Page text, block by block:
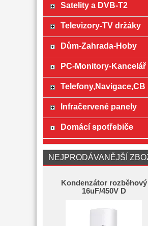
Satelity a DVB-T2
Televizory-TV držáky
Dům-Zahrada-Hoby
PC-Monitory-Kancelář
Telefony,Navigace,CB
Infračervené panely
Domácí spotřebiče
NEJPRODÁVANĚJŠÍ
Kondenzátor rozběhový
16uF/450V D